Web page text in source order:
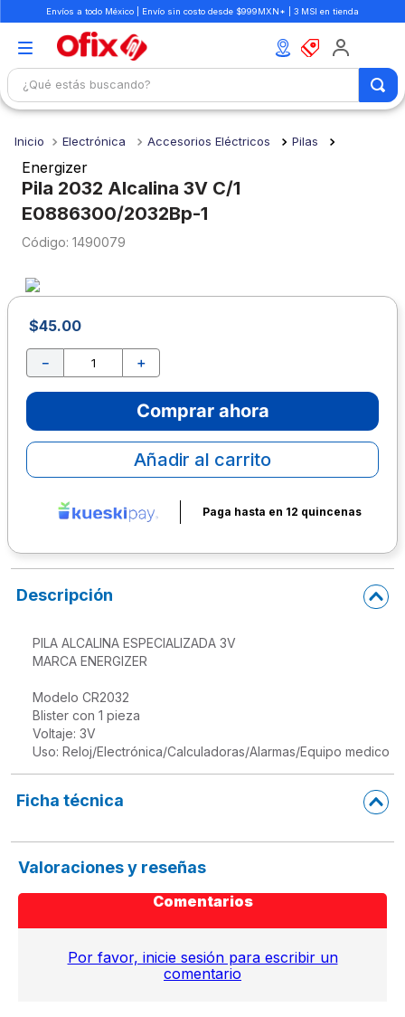
Envíos a todo México | Envío sin costo desde $999MXN* | 3 MSI en tienda
¿Qué estás buscando?
Electrónica Accesorios Eléctricos Pilas
Energizer
Pila 2032 Alcalina 3V C/1
E0886300/2032Bp-1
: 1490079
$45.00
＋
－
Comprar ahora
Añadir al carrito
Paga hasta en 12 quincenas
Descripción
PILA ALCALINA ESPECIALIZADA 3V
MARCA ENERGIZER
Modelo CR2032
Blister con 1 pieza
Voltaje: 3V
Ficha técnica
Valoraciones y reseñas
Comentarios
Por favor, inicie sesión para escribir un
comentario
1.
mochilas
2.
libretas
3.
cuaderno
4.
cuadernos
5.
.
sacapuntas
9
10. escolar